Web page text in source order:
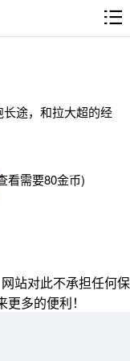
途，和拉大超的经
看需要80金币)
站对此不承担任何保
多的便利！